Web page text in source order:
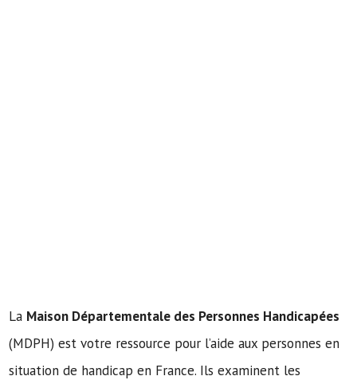
La Maison Départementale des Personnes Handicapées
(MDPH) est votre ressource pour l’aide aux personnes en
situation de handicap en France. Ils examinent les